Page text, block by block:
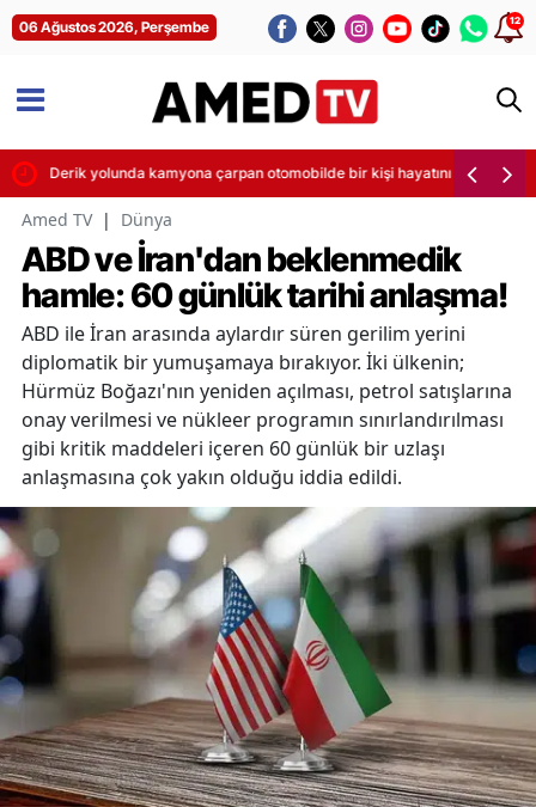
06 Ağustos 2026, Perşembe 12
Derik yolunda kamyona çarpan otomobilde bir kişi hayatını kaybetti
Amed TV | Dünya
ABD ve İran'dan beklenmedik
hamle: 60 günlük tarihi anlaşma!
ABD ile İran arasında aylardır süren gerilim yerini
diplomatik bir yumuşamaya bırakıyor. İki ülkenin;
Hürmüz Boğazı'nın yeniden açılması, petrol satışlarına
onay verilmesi ve nükleer programın sınırlandırılması
gibi kritik maddeleri içeren 60 günlük bir uzlaşı
anlaşmasına çok yakın olduğu iddia edildi.